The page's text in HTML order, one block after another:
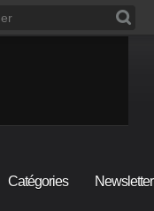
Catégories Newsletter